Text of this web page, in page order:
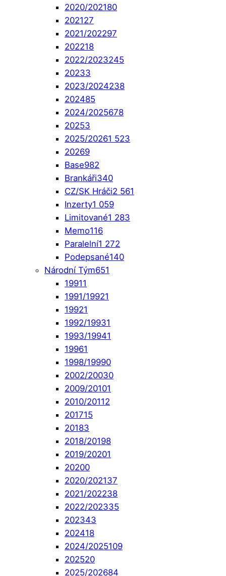
2020/202180
202127
2021/202297
202218
2022/2023245
20233
2023/2024238
202485
2024/2025678
20253
2025/20261 523
20269
Base982
Brankáři340
CZ/SK Hráči2 561
Inzerty1 059
Limitované1 283
Memo116
Paralelní1 272
Podepsané140
Národní Tým651
19911
1991/19921
19921
1992/19931
1993/19941
19961
1998/19990
2002/20030
2009/20101
2010/20112
201715
20183
2018/20198
2019/20201
20200
2020/202137
2021/202238
2022/202335
202343
202418
2024/2025109
202520
2025/202684